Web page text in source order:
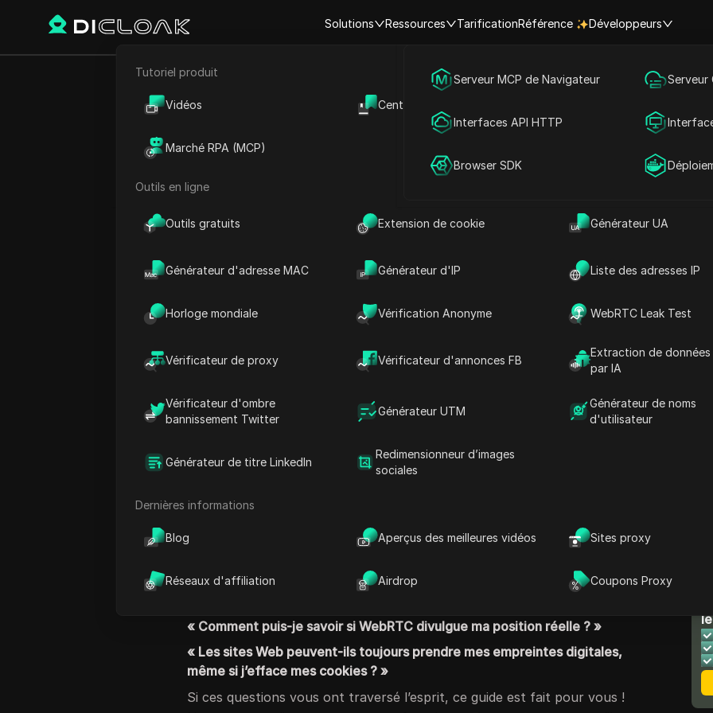
Solutions
E-commerce Marketing des médias sociaux
Publicité
Partage de compte
Ressources
Tutoriel produit
Vidéos Centre d'aide
Marché RPA (MCP)
Outils en ligne
Outils gratuits Extension de cookie Générateur UA
Générateur d'adresse MAC Générateur d'IP Liste des adresses IP
Horloge mondiale Vérification Anonyme WebRTC Leak Test
Vérificateur de proxy Vérificateur d'annonces FB
Extraction de données
par IA
Vérificateur d'ombre
bannissement Twitter
Générateur UTM
Générateur de noms
d'utilisateur
Générateur de titre LinkedIn
Redimensionneur d’images
sociales
Dernières informations
Blog Aperçus des meilleures vidéos Sites proxy
Réseaux d'affiliation Airdrop Coupons Proxy
TarificationRéférence Développeurs
Serveur MCP de Navigateur Serveur
Interfaces API HTTP
Browser SDK
Retour
BrowserLeaks : détectez les
confidentialité et améliorez votre
ligne
ou un mode de navigation privée, votre identité en
ligne peut toujours être divulguée à travers des lacunes inaperçues,
, vosdonnées WebRTC
l’empreinte digitale de
votre navigateur
. Ces fuites peuvent exposer votre emplacement réel,
publicités ciblées ou au suivi des données.
comprendre exactement ce que votre navigateur révèle, ce qui vous
fuitesde confidentialité courantes, telles que votre
, vous montrant si votre
protège vraiment
votre identité.
Vous êtes-vous déjà demandé :
« Comment puis-je savoir si WebRTC divulgue ma position réelle ? »
« Les sites Web peuvent-ils toujours prendre mes empreintes digitales,
même si j’efface mes cookies ? »
Si ces questions vous ont traversé l’esprit, ce guide est fait pour vous !